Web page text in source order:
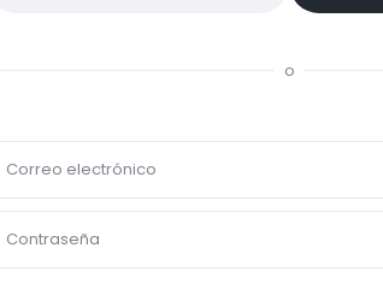
o
Correo electrónico
Contraseña